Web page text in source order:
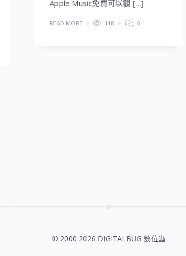
Apple Music免費可以觀 […]
READ MORE 118 0
© 2000 2026 DIGITALBUG 數位蟲